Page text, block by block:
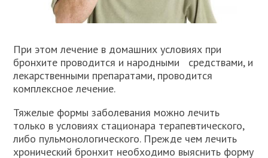
При этом лечение в домашних условиях при
бронхите проводится и народными средствами, и
лекарственными препаратами, проводится
комплексное лечение.
Тяжелые формы заболевания можно лечить
только в условиях стационара терапевтического,
либо пульмонологического. Прежде чем лечить
хронический бронхит необходимо выяснить форму